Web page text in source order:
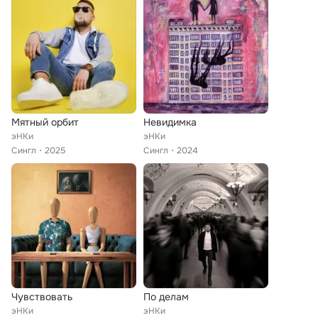
Мятный орбит
эНКи
Сингл
2025
Невидимка
эНКи
Сингл
2024
Чувствовать
эНКи
По делам
эНКи